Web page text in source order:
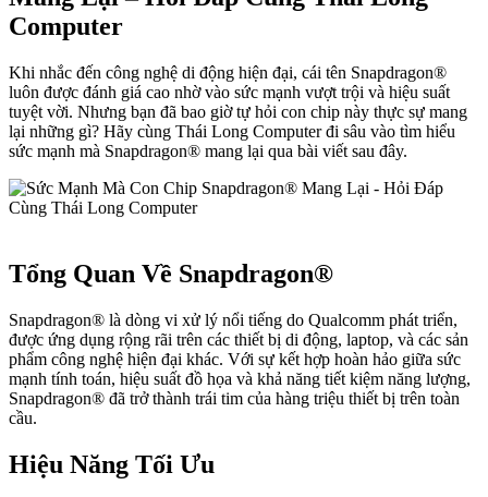
Computer
Khi nhắc đến công nghệ di động hiện đại, cái tên Snapdragon®
luôn được đánh giá cao nhờ vào sức mạnh vượt trội và hiệu suất
tuyệt vời. Nhưng bạn đã bao giờ tự hỏi con chip này thực sự mang
lại những gì? Hãy cùng Thái Long Computer đi sâu vào tìm hiểu
sức mạnh mà Snapdragon® mang lại qua bài viết sau đây.
Tổng Quan Về Snapdragon®
Snapdragon® là dòng vi xử lý nổi tiếng do Qualcomm phát triển,
được ứng dụng rộng rãi trên các thiết bị di động, laptop, và các sản
phẩm công nghệ hiện đại khác. Với sự kết hợp hoàn hảo giữa sức
mạnh tính toán, hiệu suất đồ họa và khả năng tiết kiệm năng lượng,
Snapdragon® đã trở thành trái tim của hàng triệu thiết bị trên toàn
cầu.
Hiệu Năng Tối Ưu